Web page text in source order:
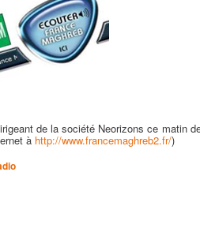
de la société Neorizons ce matin
à http://www.francemaghreb2.fr/)